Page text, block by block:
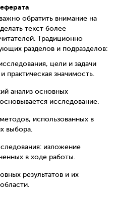
обратить внимание на
текст более
Традиционно
разделов и подразделов:
цели и задачи
практическая значимость.
анализ основных
исследование.
использованных в
выбора.
изложение
в ходе работы.
результатов и их